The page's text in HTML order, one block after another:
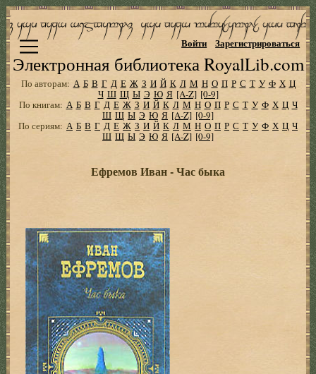
Электронная библиотека RoyalLib.com
Войти Зарегистрироваться
По авторам: А Б В Г Д Е Ж З И Й К Л М Н О П Р С Т У Ф Х Ц
Ч Ш Щ Ы Э Ю Я [A-Z] [0-9]
По книгам: А Б В Г Д Е Ж З И Й К Л М Н О П Р С Т У Ф Х Ц Ч
Ш Щ Ы Э Ю Я [A-Z] [0-9]
По сериям: А Б В Г Д Е Ж З И Й К Л М Н О П Р С Т У Ф Х Ц Ч
Ш Щ Ы Э Ю Я [A-Z] [0-9]
Ефремов Иван - Час быка